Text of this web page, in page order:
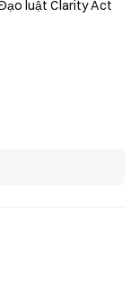
luật Clarity Act